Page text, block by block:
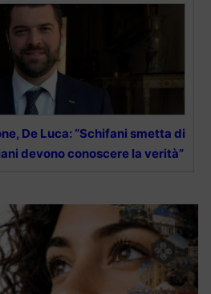
De Luca: “Schifani smetta di
devono conoscere la verità”